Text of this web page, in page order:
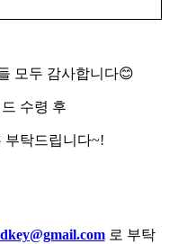
모두 감사합니다😊
수령 후
부탁드립니다~!
로 부탁